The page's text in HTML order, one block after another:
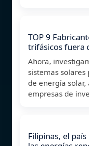
TOP 9
trifásicos fuera
Ahora,
sistemas
de energía
empresas de
Filipinas, el